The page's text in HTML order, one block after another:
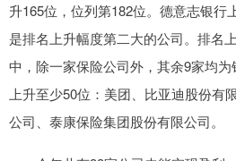
升165位，位列第182位。德意志银行
是排名上升幅度第二大的公司。排名
中，除一家保险公司外，其余9家均
上升至少50位：美团、比亚迪股份有
公司、泰康保险集团股份有限公司。